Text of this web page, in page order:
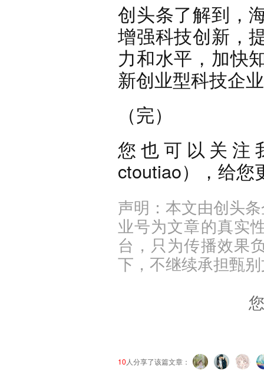
创头条了解到，
增强科技创新，
力和水平，加快
新创业型科技企
（完）
您也可以关注
ctoutiao），给您
声明：本文由创头
业号为文章的真实
台，只为传播效果
下，不继续承担甄
10 人分享了该篇文章：